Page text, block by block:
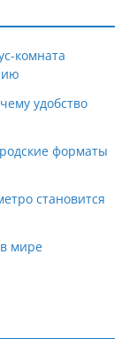
комната
удобство
форматы
становится
мире